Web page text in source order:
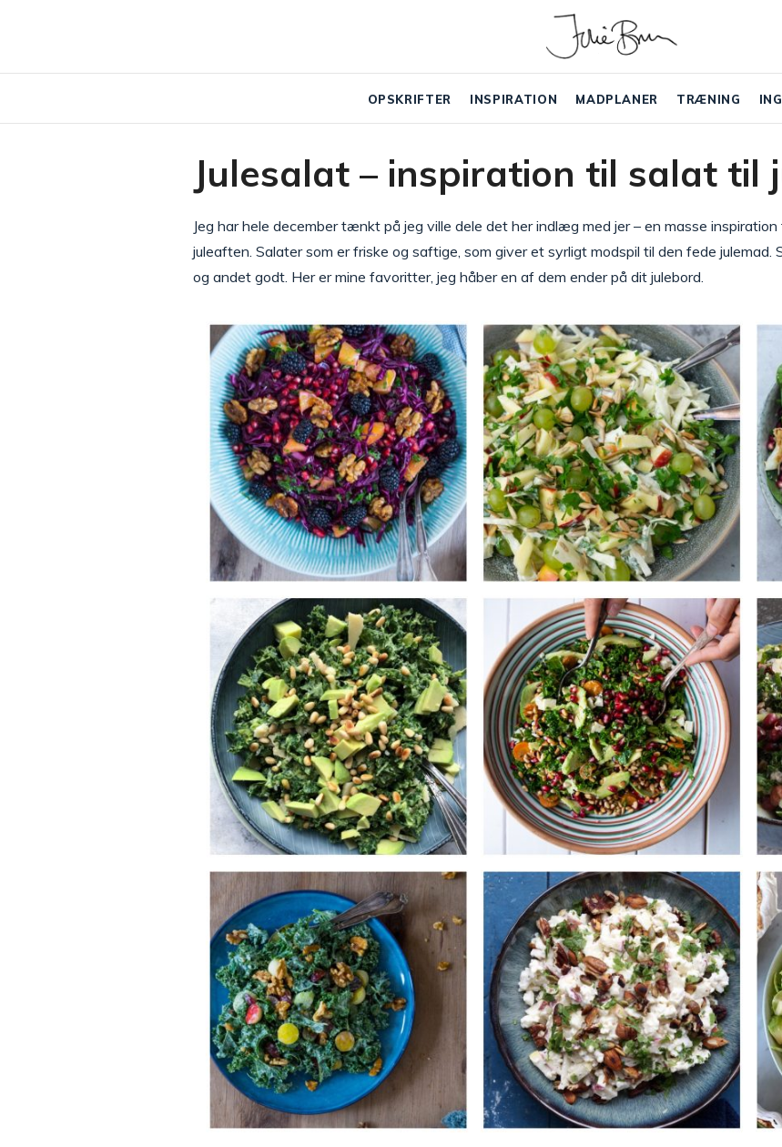
OPSKRIFTER INSPIRATION MADPLANER TRÆNING
Julesalat – inspiration til salat til
Jeg har hele december tænkt på jeg ville dele det her indlæg med jer – en masse
juleaften. Salater som er friske og saftige, som giver et syrligt modspil til den fede julemad.
og andet godt. Her er mine favoritter, jeg håber en af dem ender på dit julebord.